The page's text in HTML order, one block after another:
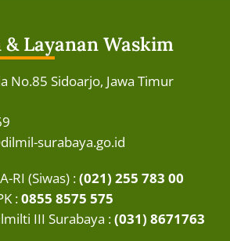
& Layanan Waskim
No.85 Sidoarjo, Jawa Timur
surabaya.go.id
RI (Siwas) :(021) 255 783 00
:0855 8575 575
III Surabaya :(031) 8671763